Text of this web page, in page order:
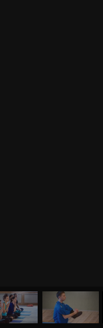
ЙОГА СЕМИНАРЫ